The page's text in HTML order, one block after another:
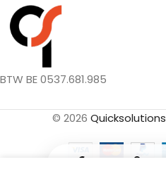
BTW BE 0537.681.985
© 2026 Quicksolutions